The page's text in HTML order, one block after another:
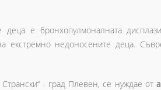
е бронхопулмоналната
екстремно недоносените деца.
- град Плевен, се нуждае от